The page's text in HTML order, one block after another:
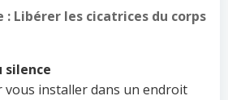
: Libérer les cicatrices du corps
silence
vous installer dans un endroit